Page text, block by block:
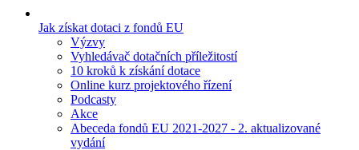
Jak získat dotaci z fondů EU
Výzvy
Vyhledávač dotačních příležitostí
10 kroků k získání dotace
Online kurz projektového řízení
Podcasty
Akce
Abeceda fondů EU 2021-2027 - 2. aktualizované
vydání